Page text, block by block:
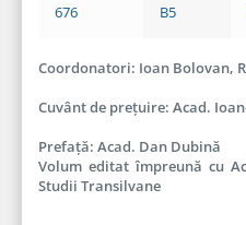
676
B5
Coordonatori: Ioan Bolovan,
Cuvânt de prețuire: Acad.
Prefață: Acad. Dan Dubină
Volum editat împreună cu
Studii Transilvane